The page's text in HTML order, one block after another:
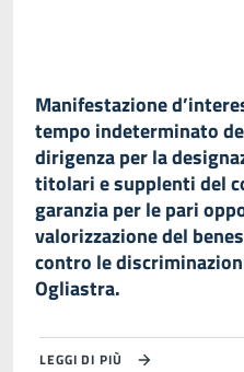
Manifestazione
tempo indeterminato
dirigenza per la
titolari e supplenti del
garanzia per le pari
valorizzazione del
contro le
Ogliastra.
LEGGI DI PIÙ